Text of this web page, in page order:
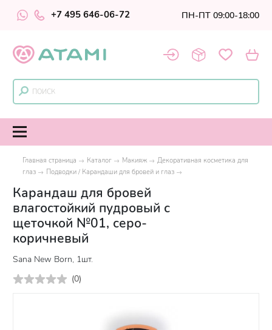
+7 495 646-06-72 ПН-ПТ 09:00-18:00
Главная страница Каталог Макияж
Декоративная косметика для
глаз
Подводки / Карандаши для бровей и глаз
Карандаш для бровей
влагостойкий пудровый с
щеточкой №01, серо-
коричневый
Sana New Born, 1шт.
(0)